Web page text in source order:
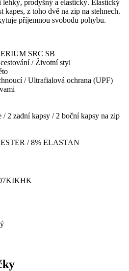
prodyšný a elastický. Elastický
kapes, z toho dvě na zip na stehnech.
příjemnou svobodu pohybu.
SRC SB
/ Životní styl
/ Ultrafialová ochrana (UPF)
/ 2 zadní kapsy / 2 boční kapsy na zip
/ 8% ELASTAN